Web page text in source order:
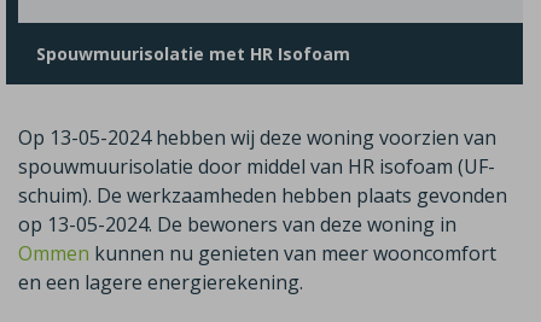
Spouwmuurisolatie met HR Isofoam
Op 13-05-2024 hebben wij deze woning voorzien van
spouwmuurisolatie door middel van HR isofoam (UF-
schuim). De werkzaamheden hebben plaats gevonden
op 13-05-2024. De bewoners van deze woning in
Ommen kunnen nu genieten van meer wooncomfort
en een lagere energierekening.